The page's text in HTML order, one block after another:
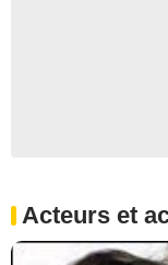
Acteurs et